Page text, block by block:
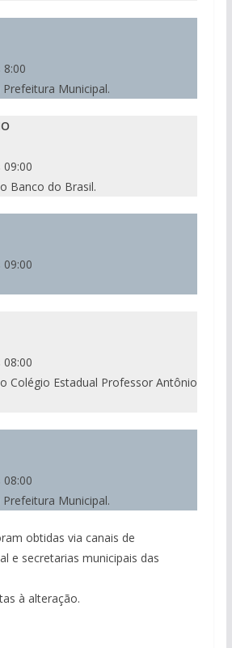
Municipal.
Banco do Brasil.
Colégio Estadual Professor Antônio
Municipal.
obtidas via canais de
e secretarias municipais das
à alteração.